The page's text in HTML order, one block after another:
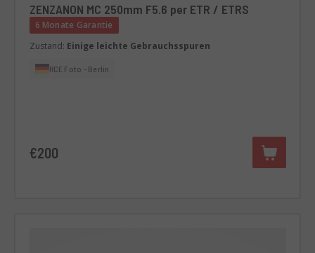
ZENZANON MC 250mm F5.6 per ETR / ETRS
6 Monate Garantie
Zustand: Einige leichte Gebrauchsspuren
RCE Foto - Berlin
€200